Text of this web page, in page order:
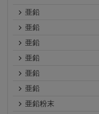
亜鉛
亜鉛
亜鉛
亜鉛
亜鉛
亜鉛
亜鉛粉末